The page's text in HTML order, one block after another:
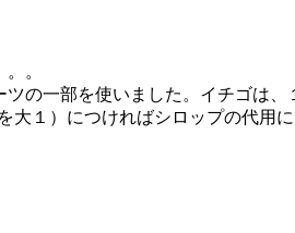
。
の一部を使いました。イチゴは、
大１）につければシロップの代